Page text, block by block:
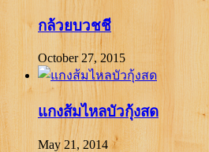
กล้วยบวชชี
October 27, 2015
แกงส้มไหลบัวกุ้งสด
May 21, 2014